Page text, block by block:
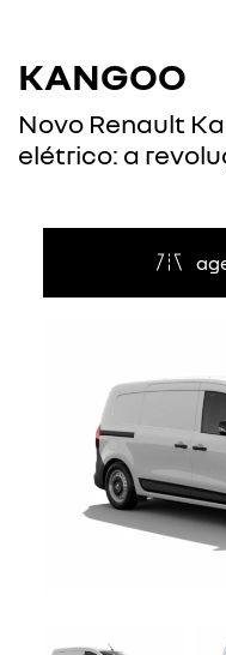
KANGOO
Novo Renault
elétrico: a
Anterior